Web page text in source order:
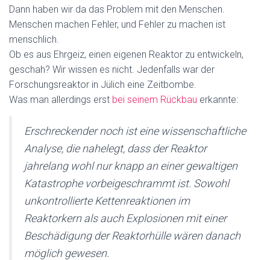
Dann haben wir da das Problem mit den Menschen.
Menschen machen Fehler, und Fehler zu machen ist
menschlich.
Ob es aus Ehrgeiz, einen eigenen Reaktor zu entwickeln,
geschah? Wir wissen es nicht. Jedenfalls war der
Forschungsreaktor in Jülich eine Zeitbombe.
Was man allerdings erst bei seinem Rückbau erkannte:
Erschreckender noch ist eine wissenschaftliche
Analyse, die nahelegt, dass der Reaktor
jahrelang wohl nur knapp an einer gewaltigen
Katastrophe vorbeigeschrammt ist. Sowohl
unkontrollierte Kettenreaktionen im
Reaktorkern als auch Explosionen mit einer
Beschädigung der Reaktorhülle wären danach
möglich gewesen.